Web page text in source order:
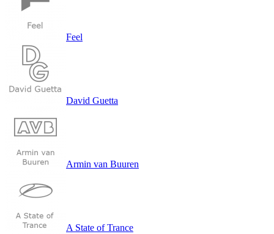
Feel
David Guetta
Armin van Buuren
A State of Trance